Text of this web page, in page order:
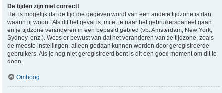
De tijden zijn niet correct!
Het is mogelijk dat de tijd die gegeven wordt van een andere tijdzone is dan
waarin jij woont. Als dit het geval is, moet je naar het gebruikerspaneel gaan
en je tijdzone veranderen in een bepaald gebied (vb: Amsterdam, New York,
Sydney, enz.). Wees er bewust van dat het veranderen van de tijdzone, zoals
de meeste instellingen, alleen gedaan kunnen worden door geregistreerde
gebruikers. Als je nog niet geregistreerd bent is dit een goed moment om dit te
doen.
Omhoog